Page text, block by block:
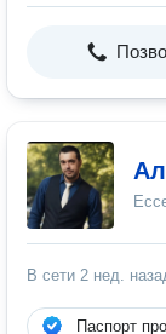
В сети 2 нед.
Паспорт